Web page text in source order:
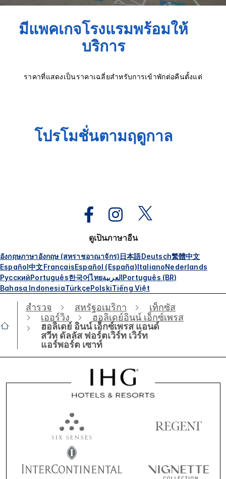
มีแพคเกจโรงแรมพร้อมให้
บริการ
ราคาที่แสดงเป็นราคาเฉลี่ยสำหรับการเข้าพักต่อคืนตั้งแต่
โปรโมชั่นตามฤดูกาล
ดูเป็นภาษาอื่น
อังกฤษภาษาอังกฤษ (สหราชอาณาจักร)日本語Deutsch繁體中文
Español中文FrançaisEspañol (España)ItalianoNederlands
РусскийPortuguês한국어ไทยالعربيةPortuguês (BR)
Bahasa IndonesiaTürkçePolskiTiếng Việt
สำรวจ สหรัฐอเมริกา
เท็กซัส
เออร์วิง
ฮอลิเดย์อินน์ เอ็กซ์เพรส
ฮอลิเดย์ อินน์ เอ็กซ์เพรส แอนด์
สวีท ดัลลัส ฟอร์ตเวิร์ท เวิร์ท
แอร์พอร์ต เซาท์